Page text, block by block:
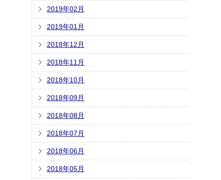
2019年02月
2019年01月
2018年12月
2018年11月
2018年10月
2018年09月
2018年08月
2018年07月
2018年06月
2018年05月